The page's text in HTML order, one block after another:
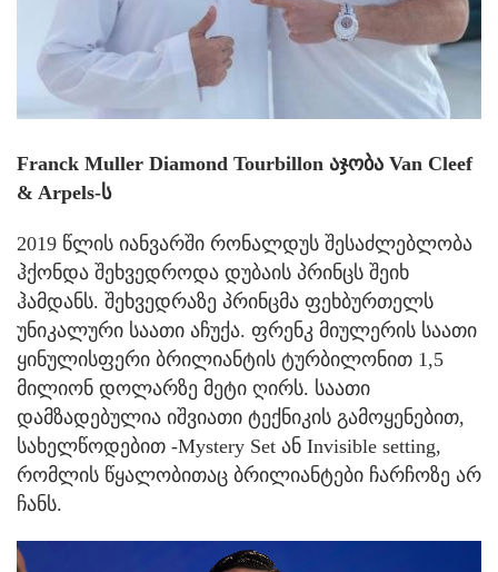
Franck Muller Diamond Tourbillon აჯობა Van Cleef
& Arpels-ს
2019 წლის იანვარში რონალდუს შესაძლებლობა
ჰქონდა შეხვედროდა დუბაის პრინცს შეიხ
ჰამდანს. შეხვედრაზე პრინცმა ფეხბურთელს
უნიკალური საათი აჩუქა. ფრენკ მიულერის საათი
ყინულისფერი ბრილიანტის ტურბილონით 1,5
მილიონ დოლარზე მეტი ღირს. საათი
დამზადებულია იშვიათი ტექნიკის გამოყენებით,
სახელწოდებით -Mystery Set ან Invisible setting,
რომლის წყალობითაც ბრილიანტები ჩარჩოზე არ
ჩანს.